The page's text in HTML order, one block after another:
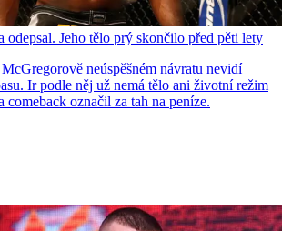
odepsal. Jeho tělo prý skončilo před pěti lety
neúspěšném návratu nevidí
Ir podle něj už nemá tělo ani životní režim
označil za tah na peníze.